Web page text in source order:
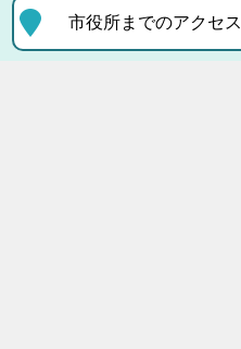
市役所までのアクセス